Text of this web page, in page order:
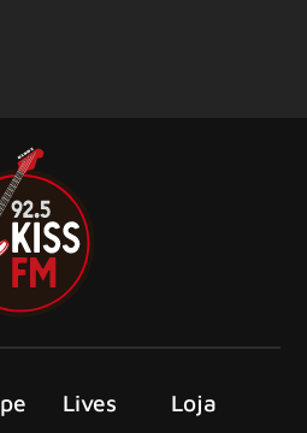
Lives Loja